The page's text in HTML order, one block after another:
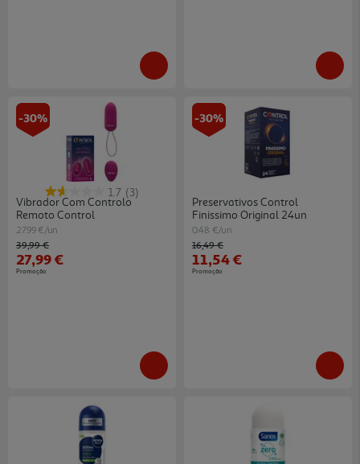
-30%
1.7 (3)
Vibrador Com Controlo
Remoto Control
27.99 €/un
Price reduced from
39,99 €to
27,99 €
Promoção
-30%
Preservativos Control
Finissimo Original 24un
0.48 €/un
Price reduced from
16,49 €to
11,54 €
Promoção